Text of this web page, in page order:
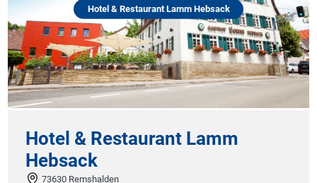
Hotel & Restaurant Lamm Hebsack
Hotel & Restaurant Lamm
Hebsack
73630 Remshalden